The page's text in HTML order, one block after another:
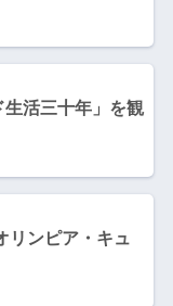
生活三十年」を観
リンピア・キュ